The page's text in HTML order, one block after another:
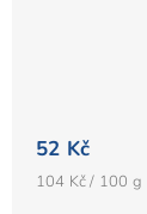
52 Kč
Měrná
104 Kč / 100 g